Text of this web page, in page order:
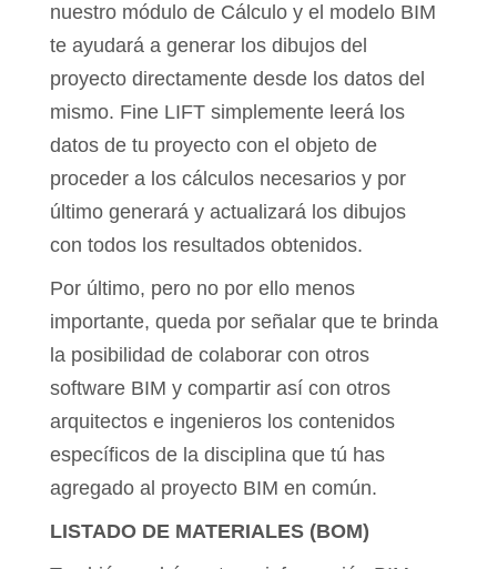
nuestro módulo de Cálculo y el modelo BIM
te ayudará a generar los dibujos del
proyecto directamente desde los datos del
mismo. Fine LIFT simplemente leerá los
datos de tu proyecto con el objeto de
proceder a los cálculos necesarios y por
último generará y actualizará los dibujos
con todos los resultados obtenidos.
Por último, pero no por ello menos
importante, queda por señalar que te brinda
la posibilidad de colaborar con otros
software BIM y compartir así con otros
arquitectos e ingenieros los contenidos
específicos de la disciplina que tú has
agregado al proyecto BIM en común.
LISTADO DE MATERIALES (BOM)